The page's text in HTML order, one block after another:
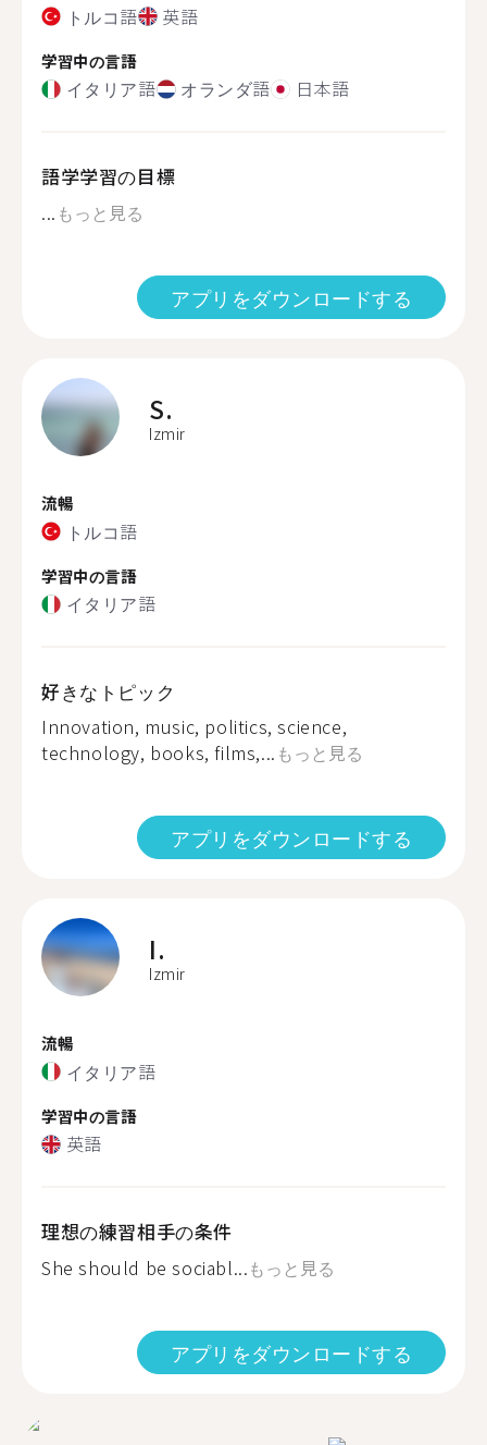
トルコ語 英語
学習中の言語
イタリア語 オランダ語 日本語
語学学習の目標
... もっと見る
アプリをダウンロードする
S.
Izmir
流暢
トルコ語
学習中の言語
イタリア語
好きなトピック
Innovation, music, politics, science,
technology, books, films,... もっと見る
アプリをダウンロードする
I.
Izmir
流暢
イタリア語
学習中の言語
英語
理想の練習相手の条件
She should be sociabl...もっと見る
アプリをダウンロードする